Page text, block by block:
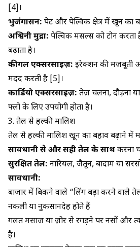
[4]।
भुजंगासन: पेट और पेल्विक क्षेत्र में खून का
अश्विनी मुद्रा: पेल्विक मसल्स को टोन करता
बढ़ाता है।
कीगल एक्सरसाइज़: इरेक्शन की मजबूती
मदद करती है [5]।
कार्डियो एक्सरसाइज़: तेज़ चलना, दौड़ना
फ्लो के लिए उपयोगी होता है।
3. तेल से हल्की मालिश
तेल से हल्की मालिश खून का बहाव बढ़ाने में
सावधानी से और सही तेल के साथकरना
सुरक्षित तेल: नारियल, जैतून, बादाम या
सावधानी:
बाज़ार में बिकने वाले “लिंग बड़ा करने वाले
नकली या नुकसानदेह होते हैं
गलत मसाज या ज़ोर से रगड़ने पर नसों और
है।